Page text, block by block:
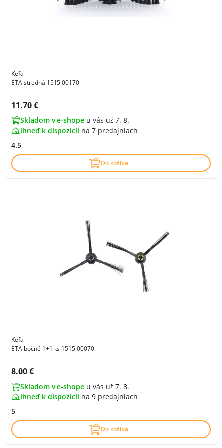
Kefa
ETA stredná 1515 00170
Cena s DPH:
11.70 €
Skladom v e-shope u vás už 7. 8.
ihneď k dispozícii na 7 predajniach
4.5
Do košíka
Kefa
ETA bočné 1+1 ks 1515 00070
Cena s DPH:
8.00 €
Skladom v e-shope u vás už 7. 8.
ihneď k dispozícii na 9 predajniach
5
Do košíka